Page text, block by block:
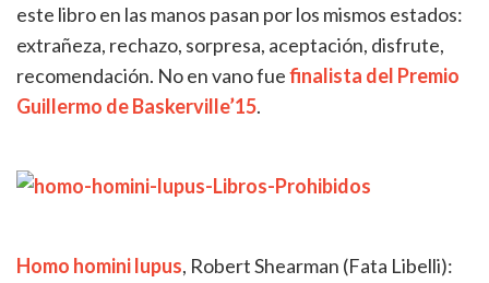
este libro en las manos pasan por los mismos estados:
extrañeza, rechazo, sorpresa, aceptación, disfrute,
recomendación. No en vano fuefinalista del Premio
Guillermo de Baskerville’15.
Homo hominilupus, Robert Shearman (Fata Libelli):